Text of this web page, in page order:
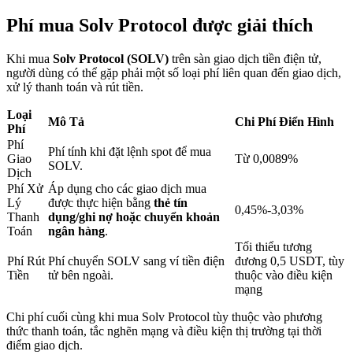
Đầu tư độc quyền cho người nắm giữ BTR
Khoản vay
Dịch vụ vay được hỗ trợ bằng tiền điện tử
Phí mua Solv Protocol được giải thích
Khi mua Solv Protocol (SOLV) trên sàn giao dịch tiền điện tử,
người dùng có thể gặp phải một số loại phí liên quan đến giao dịch,
xử lý thanh toán và rút tiền.
Loại
Phí
Mô Tả
Chi Phí Điển Hình
Phí
Giao
Dịch
Phí tính khi đặt lệnh spot để mua
SOLV.
Từ 0,0089%
Phí Xử
Lý
Thanh
Toán
Áp dụng cho các giao dịch mua
được thực hiện bằng thẻ tín
dụng/ghi nợ hoặc chuyển khoản
ngân hàng.
0,45%-3,03%
Phí Rút
Tiền
Phí chuyển SOLV sang ví tiền điện
tử bên ngoài.
Tối thiểu tương
đương 0,5 USDT, tùy
thuộc vào điều kiện
mạng
Chi phí cuối cùng khi mua Solv Protocol tùy thuộc vào phương
thức thanh toán, tắc nghẽn mạng và điều kiện thị trường tại thời
điểm giao dịch.